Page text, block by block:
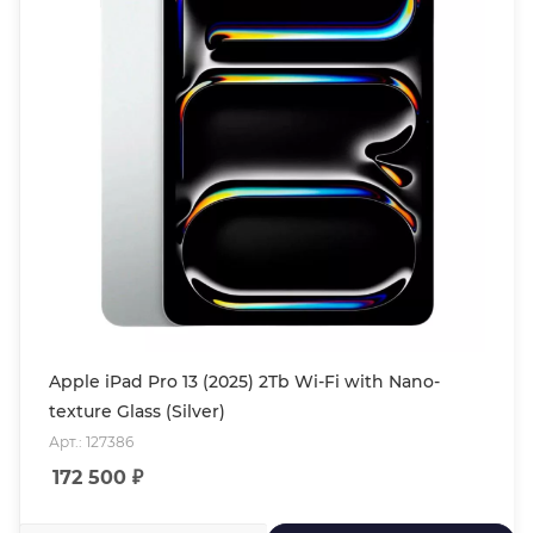
Apple iPad Pro 13 (2025) 2Tb Wi-Fi with Nano-
texture Glass (Silver)
Арт.: 127386
172 500 ₽